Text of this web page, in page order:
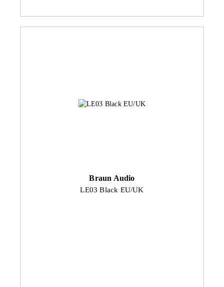
Braun Audio
LE03 Black EU/UK